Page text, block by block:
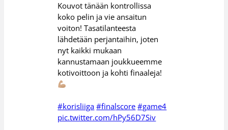
Kouvot tänään kontrollissa
koko pelin ja vie ansaitun
voiton! Tasatilanteesta
lähdetään perjantaihin, joten
nyt kaikki mukaan
kannustamaan joukkueemme
kotivoittoon ja kohti finaaleja!
#korisliiga #finalscore #game4
pic.twitter.com/hPy56D7Siv